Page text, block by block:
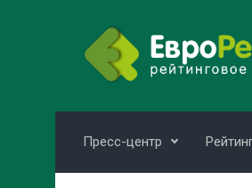
Пресс-центр